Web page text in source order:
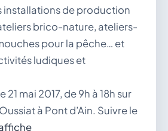
installations de production
brico-nature, ateliers-
pour la pêche… et
ludiques et
21 mai 2017, de 9h à 18h sur
à Pont d’Ain. Suivre le